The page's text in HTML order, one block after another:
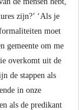
zijn?’ ‘Als je
moet
gemeente om me
overkomt uit de
de stappen als
in onze
als de predikant